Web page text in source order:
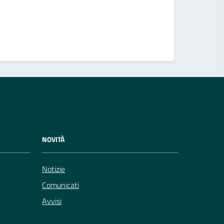
NOVITÀ
Notizie
Comunicati
Avvisi